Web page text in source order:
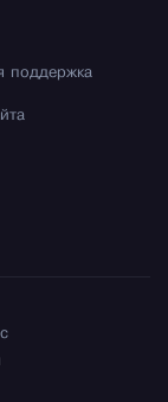
поддержка